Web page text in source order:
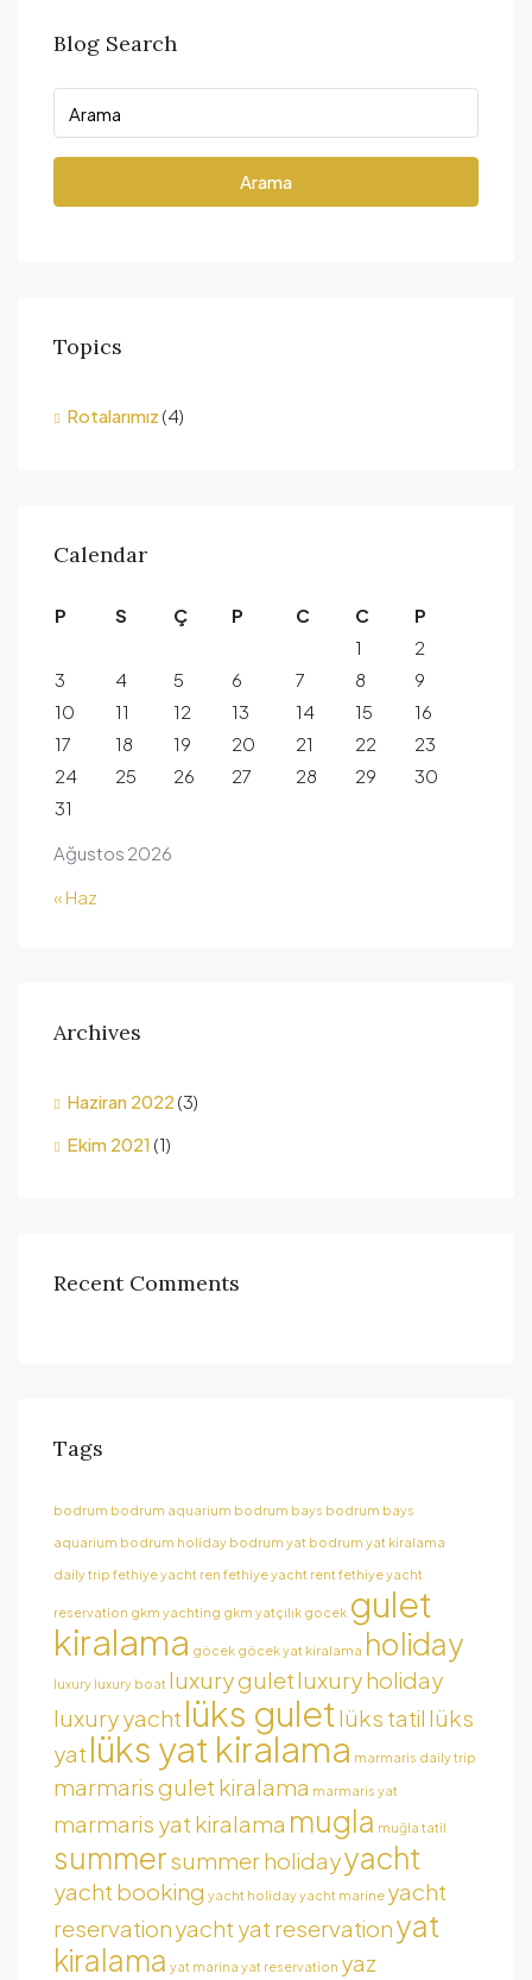
Blog Search
Arama
Topics
Rotalarımız (4)
Calendar
Ağustos 2026
P S Ç P C C
P
1
2
3
4 5 6 7 8
9
10
11 12 13 14 15
16
17
18 19 20 21 22
23
24
25 26 27 28 29
30
31
« Haz
Archives
Haziran 2022 (3)
Ekim 2021 (1)
Recent Comments
Tags
bodrum bodrum aquarium bodrum bays bodrum bays
aquarium bodrum holiday bodrum yat bodrum yat kiralama
daily trip fethiye yacht ren fethiye yacht rent fethiye yacht
reservation gkm yachting gkm yatçılık gocek gulet
kiralama göcek göcek yat kiralama holiday
luxury luxury boat luxury guletluxury holiday
luxury yacht lüks guletlüks tatil lüks
yat lüks yat kiralama marmaris daily trip
marmaris gulet kiralama marmaris yat
marmaris yat kiralama mugla muğla tatil
summersummer holidayyacht
yacht booking yacht holidayyacht marine yacht
reservationyacht yat reservationyat
kiralama yat marina yat reservation yaz